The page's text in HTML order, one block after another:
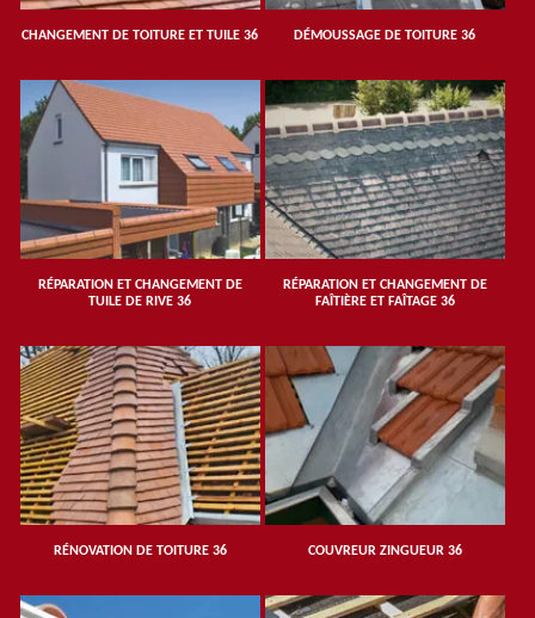
CHANGEMENT DE TOITURE ET TUILE 36 DÉMOUSSAGE DE TOITURE 36
RÉPARATION ET CHANGEMENT DE
TUILE DE RIVE 36
RÉPARATION ET CHANGEMENT DE
FAÎTIÈRE ET FAÎTAGE 36
RÉNOVATION DE TOITURE 36 COUVREUR ZINGUEUR 36